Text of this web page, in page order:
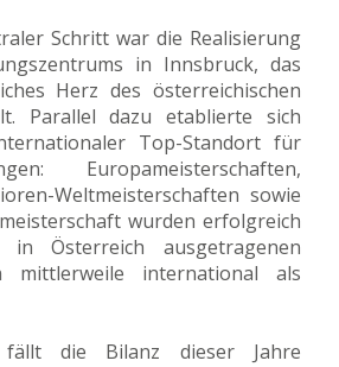
Schritt war die Realisierung
in Innsbruck, das
Herz des österreichischen
Parallel dazu etablierte sich
Top-Standort für
Europameisterschaften,
Weltmeisterschaften sowie
wurden erfolgreich
Österreich ausgetragenen
mittlerweile international als
die Bilanz dieser Jahre